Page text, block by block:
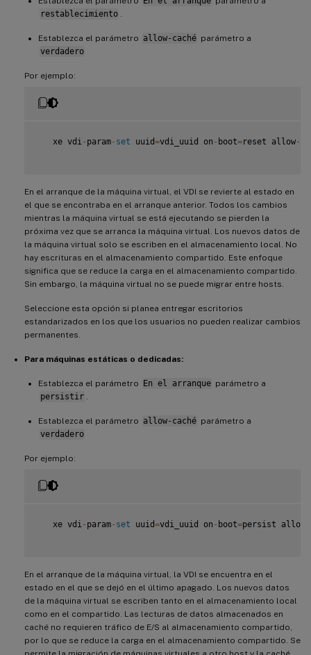
restablecimiento .
Establezca el parámetro allow-caché parámetro a
verdadero
Por ejemplo:
   xe vdi
- param- set uuid=vdi_uuid on - boot=reset allow-
En el arranque de la máquina virtual, el VDI se revierte al estado en
el que se encontraba en el arranque anterior. Todos los cambios
mientras la máquina virtual se está ejecutando se pierden la
próxima vez que se arranca la máquina virtual. Los nuevos datos de
la máquina virtual solo se escriben en el almacenamiento local. No
hay escrituras en el almacenamiento compartido. Este enfoque
significa que se reduce la carga en el almacenamiento compartido.
Sin embargo, la máquina virtual no se puede migrar entre hosts.
Seleccione esta opción si planea entregar escritorios
estandarizados en los que los usuarios no pueden realizar cambios
permanentes.
Para máquinas estáticas o dedicadas:
Establezca el parámetro En el arranque parámetro a
persistir .
Establezca el parámetro allow-caché parámetro a
verdadero
Por ejemplo:
   xe vdi
- param- set uuid=vdi_uuid on - boot=persist allow
En el arranque de la máquina virtual, la VDI se encuentra en el
estado en el que se dejó en el último apagado. Los nuevos datos
de la máquina virtual se escriben tanto en el almacenamiento local
como en el compartido. Las lecturas de datos almacenados en
caché no requieren tráfico de E/S al almacenamiento compartido,
por lo que se reduce la carga en el almacenamiento compartido. Se